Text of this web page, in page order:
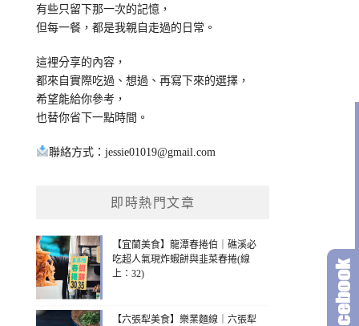
有些只留下那一次的記憶，
但每一餐，都是我親自走過的日常。
這裡分享的內容，
都來自實際吃過、想過、再寫下來的選擇，
希望能給你參考，
也替你省下一點時間。
聯絡方式：jessie01019@gmail.com
即時熱門文章
【宜蘭美食】龍潭春捲伯｜礁溪必
吃超人氣現炸蝦餅與韭菜春捲(線
上：32)
【六張犁美食】樂業麵線｜六張犁